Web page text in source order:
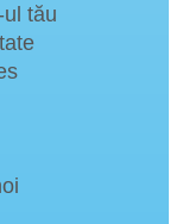
tău